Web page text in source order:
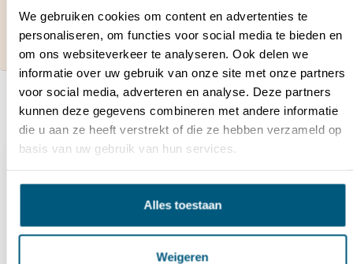
We gebruiken cookies om content en advertenties te
personaliseren, om functies voor social media te bieden en
om ons websiteverkeer te analyseren. Ook delen we
informatie over uw gebruik van onze site met onze partners
voor social media, adverteren en analyse. Deze partners
kunnen deze gegevens combineren met andere informatie
die u aan ze heeft verstrekt of die ze hebben verzameld op
basis van uw gebruik van hun services.
Alles toestaan
Weigeren
Neem contact op met onze klantenservice via
contact@hekwerkdirect.nlof bel +31 40 209
4087.
Wij zijn bereikbaar tussen 08:00 tot 16:00u.
Recent bekeken